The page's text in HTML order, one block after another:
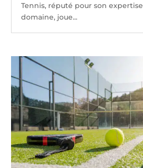
Tennis, réputé pour son
domaine, joue...